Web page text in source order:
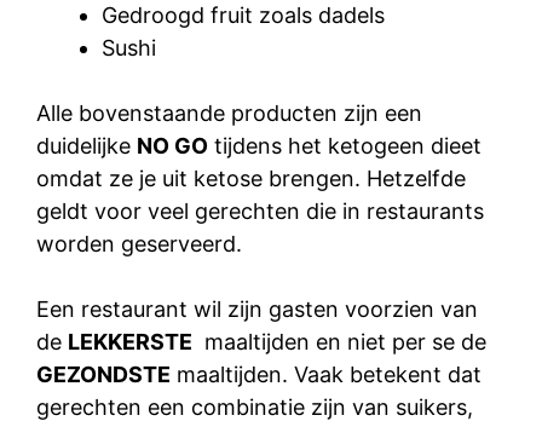
Gedroogd fruit zoals dadels
Sushi
Alle bovenstaande producten zijn een
duidelijke NO GO tijdens het ketogeen dieet
omdat ze je uit ketose brengen. Hetzelfde
geldt voor veel gerechten die in restaurants
worden geserveerd.
Een restaurant wil zijn gasten voorzien van
de LEKKERSTE maaltijden en niet per se de
GEZONDSTE maaltijden. Vaak betekent dat
gerechten een combinatie zijn van suikers,